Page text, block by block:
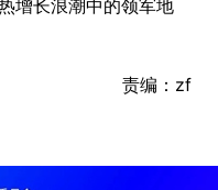
增长浪潮中的领军地
责编：zf